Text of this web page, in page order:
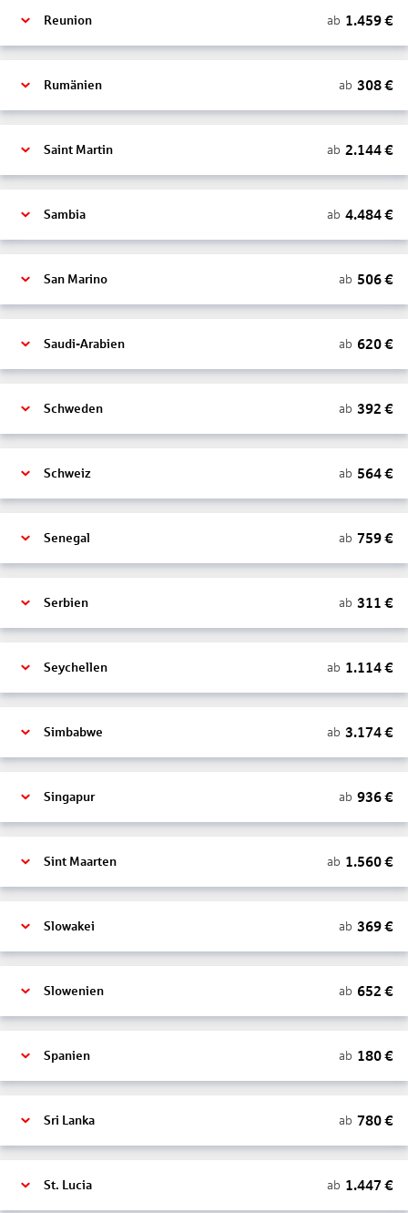
Reunion ab 1.459€
Rumänien ab 308€
Saint Martin ab 2.144€
Sambia ab 4.484€
San Marino ab 506€
Saudi-Arabien ab 620€
Schweden ab 392 €
Schweiz ab 564€
Senegal ab 759€
Serbien ab 311 €
Seychellen ab 1.114€
Simbabwe ab 3.174€
Singapur ab 936€
Sint Maarten ab 1.560€
Slowakei ab 369€
Slowenien ab 652 €
Spanien ab 180€
Sri Lanka ab 780€
St. Lucia ab 1.447 €